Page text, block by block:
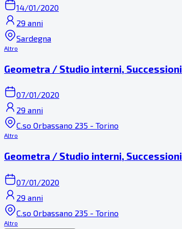
14/01/2020
29 anni
Sardegna
Altro
Geometra / Studio interni, Successioni
07/01/2020
29 anni
C.so Orbassano 235 - Torino
Altro
Geometra / Studio interni, Successioni
07/01/2020
29 anni
C.so Orbassano 235 - Torino
Altro